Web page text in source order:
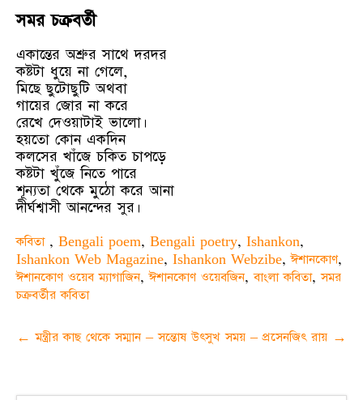
সমর চক্রবর্তী
একান্তের অশ্রুর সাথে দরদর
কষ্টটা ধুয়ে না গেলে,
মিছে ছুটোছুটি অথবা
গায়ের জোর না করে
রেখে দেওয়াটাই ভালো।
হয়তো কোন একদিন
কলসের খাঁজে চকিত চাপড়ে
কষ্টটা খুঁজে নিতে পারে
শূন্যতা থেকে মুঠো করে আনা
দীর্ঘশ্বাসী আনন্দের সুর।
কবিতা , Bengali poem, Bengali poetry, Ishankon,
Ishankon Web Magazine, Ishankon Webzibe,ঈশানকোণ,
ঈশানকোণ ওয়েব ম্যাগাজিন,ঈশানকোণ ওয়েবজিন,বাংলা কবিতা,সমর
চক্রবর্তীর কবিতা
Post
← মন্ত্রীর কাছ থেকে সম্মান – সন্তোষ উৎসুখ সময় – প্রসেনজিৎ রায় →